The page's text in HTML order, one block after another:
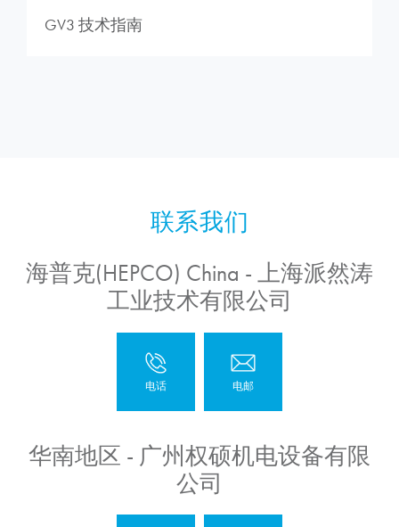
GV3 技术指南
海普克(HEPCO) China - 上海派然涛
工业技术有限公司
华南地区 - 广州权硕机电设备有限
公司